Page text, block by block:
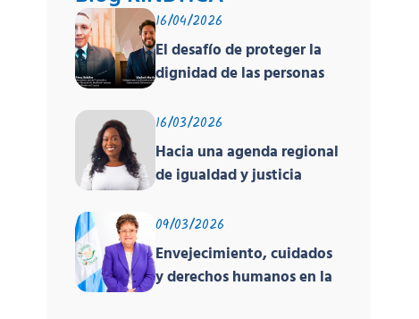
16/04/2026
El desafío de proteger la
dignidad de las personas
un contexto
deshumanizante y cruel
16/03/2026
Hacia una agenda regional
de igualdad y justicia
09/03/2026
Envejecimiento, cuidados
y derechos humanos en la